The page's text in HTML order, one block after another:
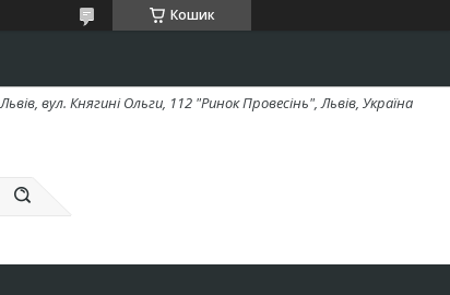
Кошик
Львів, вул. Княгині Ольги, 112 "Ринок Провесінь", Львів, Україна